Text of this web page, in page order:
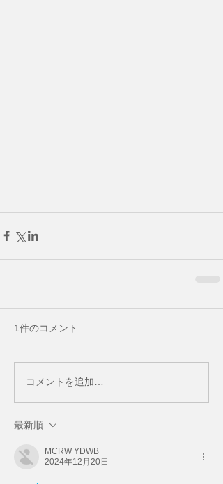
1件のコメント
コメントを追加…
最新順
MCRW YDWB
2024年12月20日